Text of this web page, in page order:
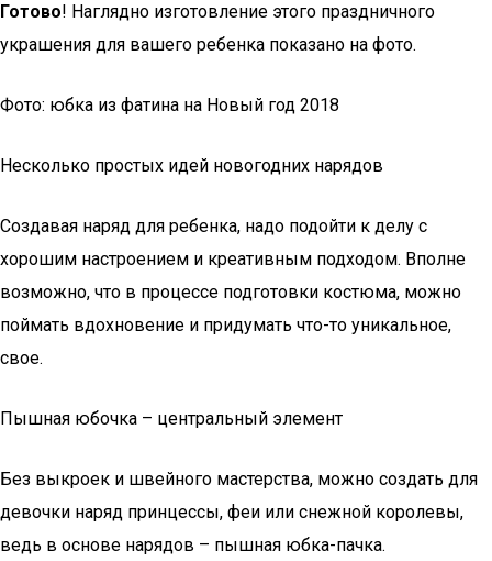
Готово! Наглядно изготовление этого праздничного
украшения для вашего ребенка показано на фото.
Фото: юбка из фатина на Новый год 2018
Несколько простых идей новогодних нарядов
Создавая наряд для ребенка, надо подойти к делу с
хорошим настроением и креативным подходом. Вполне
возможно, что в процессе подготовки костюма, можно
поймать вдохновение и придумать что-то уникальное,
свое.
Пышная юбочка – центральный элемент
Без выкроек и швейного мастерства, можно создать для
девочки наряд принцессы, феи или снежной королевы,
ведь в основе нарядов – пышная юбка-пачка.